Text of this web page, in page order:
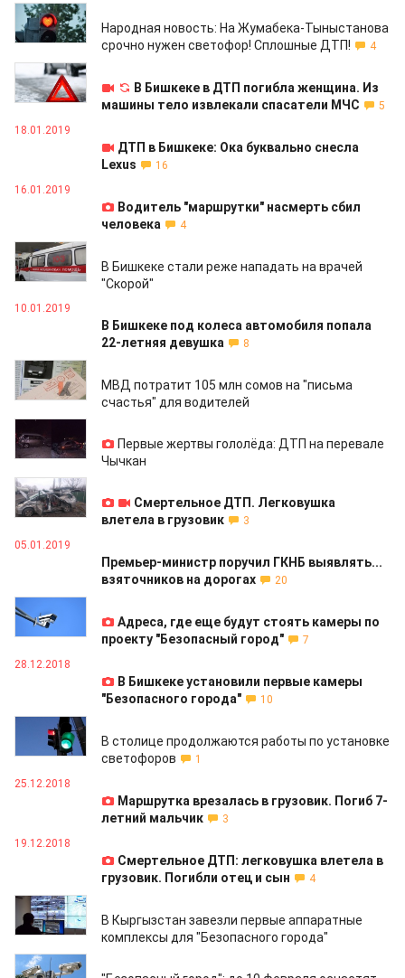
23.01.2019
Народная новость: На Жумабека-Тыныстанова
срочно нужен светофор! Сплошные ДТП!
4
21.01.2019
В Бишкеке в ДТП погибла женщина. Из
машины тело извлекали спасатели МЧС
5
18.01.2019
ДТП в Бишкеке: Ока буквально снесла
Lexus
16
16.01.2019
Водитель "маршрутки" насмерть сбил
человека
4
11.01.2019
В Бишкеке стали реже нападать на врачей
"Скорой"
10.01.2019
В Бишкеке под колеса автомобиля попала
22-летняя девушка
8
10.01.2019
МВД потратит 105 млн сомов на "письма
счастья" для водителей
Первые жертвы гололёда: ДТП на перевале
Чычкан
08.01.2019
Смертельное ДТП. Легковушка
влетела в грузовик
3
05.01.2019
Премьер-министр поручил ГКНБ выявлять...
взяточников на дорогах
20
28.12.2018
Адреса, где еще будут стоять камеры по
проекту "Безопасный город"
7
28.12.2018
В Бишкеке установили первые камеры
"Безопасного города"
10
25.12.2018
В столице продолжаются работы по установке
светофоров
1
25.12.2018
Маршрутка врезалась в грузовик. Погиб 7-
летний мальчик
3
19.12.2018
Смертельное ДТП: легковушка влетела в
грузовик. Погибли отец и сын
4
19.12.2018
В Кыргызстан завезли первые аппаратные
комплексы для "Безопасного города"
18.12.2018